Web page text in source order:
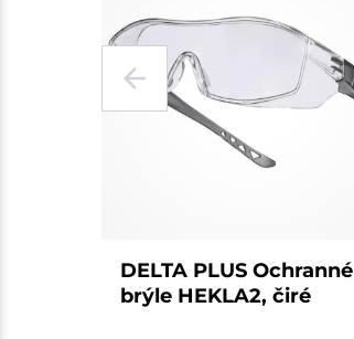
DELTA PLUS Ochranné
brýle HEKLA2, čiré